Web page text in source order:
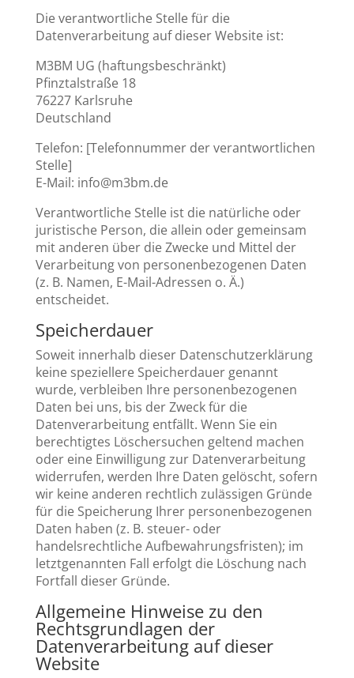
Die verantwortliche Stelle für die
Datenverarbeitung auf dieser Website ist:
M3BM UG (haftungsbeschränkt)
Pfinztalstraße 18
76227 Karlsruhe
Deutschland
Telefon: [Telefonnummer der verantwortlichen
Stelle]
E-Mail: info@m3bm.de
Verantwortliche Stelle ist die natürliche oder
juristische Person, die allein oder gemeinsam
mit anderen über die Zwecke und Mittel der
Verarbeitung von personenbezogenen Daten
(z. B. Namen, E-Mail-Adressen o. Ä.)
entscheidet.
Speicherdauer
Soweit innerhalb dieser Datenschutzerklärung
keine speziellere Speicherdauer genannt
wurde, verbleiben Ihre personenbezogenen
Daten bei uns, bis der Zweck für die
Datenverarbeitung entfällt. Wenn Sie ein
berechtigtes Löschersuchen geltend machen
oder eine Einwilligung zur Datenverarbeitung
widerrufen, werden Ihre Daten gelöscht, sofern
wir keine anderen rechtlich zulässigen Gründe
für die Speicherung Ihrer personenbezogenen
Daten haben (z. B. steuer- oder
handelsrechtliche Aufbewahrungsfristen); im
letztgenannten Fall erfolgt die Löschung nach
Fortfall dieser Gründe.
Allgemeine Hinweise zu den
Rechtsgrundlagen der
Datenverarbeitung auf dieser
Website